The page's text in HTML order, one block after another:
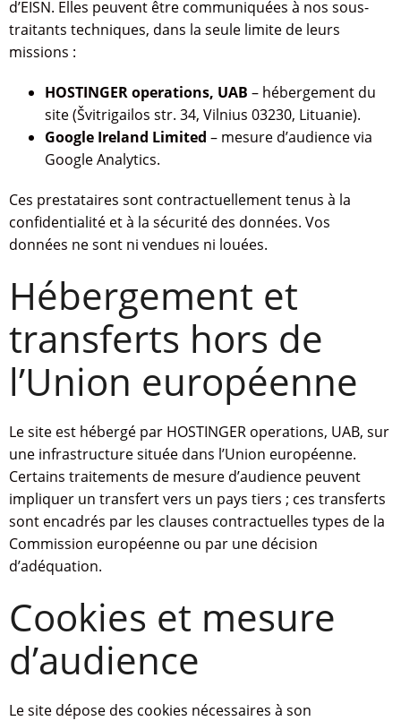
d’EISN. Elles peuvent être communiquées à nos sous-
traitants techniques, dans la seule limite de leurs
missions :
HOSTINGER operations, UAB – hébergement du
site (Švitrigailos str. 34, Vilnius 03230, Lituanie).
Google Ireland Limited – mesure d’audience via
Google Analytics.
Ces prestataires sont contractuellement tenus à la
confidentialité et à la sécurité des données. Vos
données ne sont ni vendues ni louées.
Hébergement et
transferts hors de
l’Union européenne
Le site est hébergé par HOSTINGER operations, UAB, sur
une infrastructure située dans l’Union européenne.
Certains traitements de mesure d’audience peuvent
impliquer un transfert vers un pays tiers ; ces transferts
sont encadrés par les clauses contractuelles types de la
Commission européenne ou par une décision
d’adéquation.
Cookies et mesure
d’audience
Le site dépose des cookies nécessaires à son